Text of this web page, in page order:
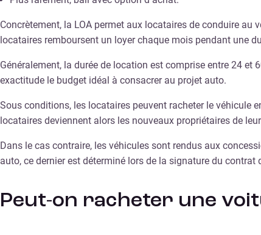
Concrètement, la LOA permet aux locataires de conduire
locataires remboursent un loyer chaque mois pendant une
Généralement, la durée de location est comprise entre 24
exactitude le budget idéal à consacrer au projet auto.
Sous conditions, les locataires peuvent racheter le véhicule
locataires deviennent alors les nouveaux propriétaires de
Dans le cas contraire, les véhicules sont rendus aux
auto, ce dernier est déterminé lors de la signature du contrat
Peut-on racheter une